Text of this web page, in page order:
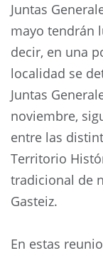
Juntas
mayo tendrán
decir, en una
localidad se
Juntas
noviembre,
entre las
Territorio
tradicional de
Gasteiz.
En estas